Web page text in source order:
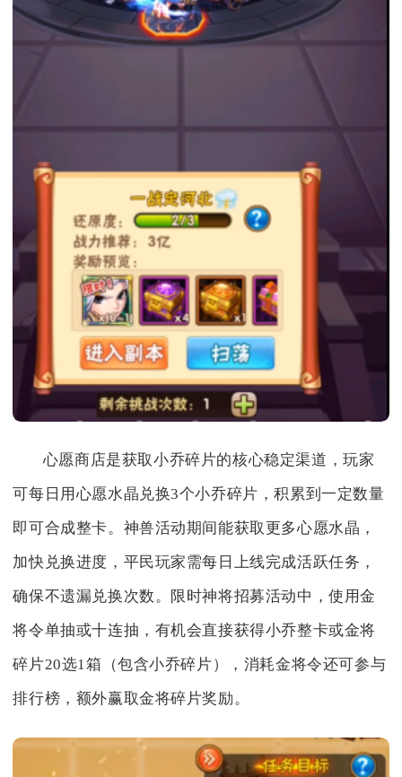
心愿商店是获取小乔碎片的核心稳定渠道，玩家
可每日用心愿水晶兑换3个小乔碎片，积累到一定数量
即可合成整卡。神兽活动期间能获取更多心愿水晶，
加快兑换进度，平民玩家需每日上线完成活跃任务，
确保不遗漏兑换次数。限时神将招募活动中，使用金
将令单抽或十连抽，有机会直接获得小乔整卡或金将
碎片20选1箱（包含小乔碎片），消耗金将令还可参与
排行榜，额外赢取金将碎片奖励。